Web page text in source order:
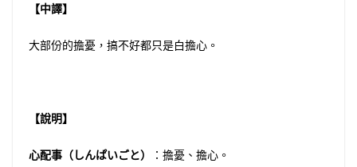
【中譯】
大部份的擔憂，搞不好都只是白擔心。
【說明】
心配事（しんぱいごと）
：擔憂、擔心。